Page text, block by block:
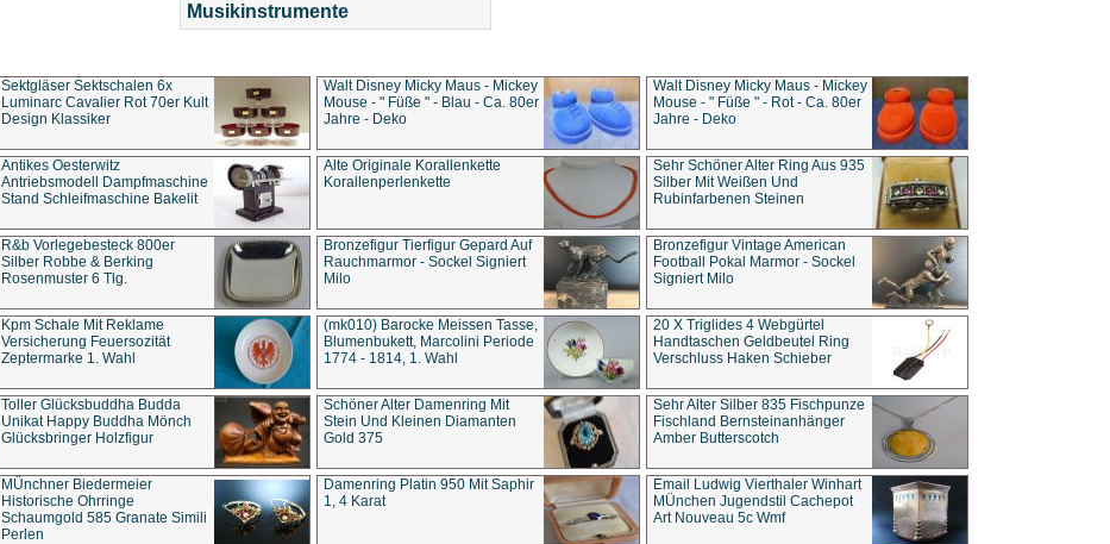
Musikinstrumente
Sektgläser Sektschalen 6x
Luminarc Cavalier Rot 70er Kult
Design Klassiker
Walt Disney Micky Maus - Mickey
Mouse - " Füße " - Blau - Ca. 80er
Jahre - Deko
Walt Disney Micky Maus - Mickey
Mouse - " Füße " - Rot - Ca. 80er
Jahre - Deko
Antikes Oesterwitz
Antriebsmodell Dampfmaschine
Stand Schleifmaschine Bakelit
Alte Originale Korallenkette
Korallenperlenkette
Sehr Schöner Alter Ring Aus 935
Silber Mit Weißen Und
Rubinfarbenen Steinen
R&b Vorlegebesteck 800er
Silber Robbe & Berking
Rosenmuster 6 Tlg.
Bronzefigur Tierfigur Gepard Auf
Rauchmarmor - Sockel Signiert
Milo
Bronzefigur Vintage American
Football Pokal Marmor - Sockel
Signiert Milo
Kpm Schale Mit Reklame
Versicherung Feuersozität
Zeptermarke 1. Wahl
(mk010) Barocke Meissen Tasse,
Blumenbukett, Marcolini Periode
1774 - 1814, 1. Wahl
20 X Triglides 4 Webgürtel
Handtaschen Geldbeutel Ring
Verschluss Haken Schieber
Toller Glücksbuddha Budda
Unikat Happy Buddha Mönch
Glücksbringer Holzfigur
Schöner Alter Damenring Mit
Stein Und Kleinen Diamanten
Gold 375
Sehr Alter Silber 835 Fischpunze
Fischland Bernsteinanhänger
Amber Butterscotch
MÜnchner Biedermeier
Historische Ohrringe
Schaumgold 585 Granate Simili
Perlen
Damenring Platin 950 Mit Saphir
1, 4 Karat
Email Ludwig Vierthaler Winhart
MÜnchen Jugendstil Cachepot
Art Nouveau 5c Wmf